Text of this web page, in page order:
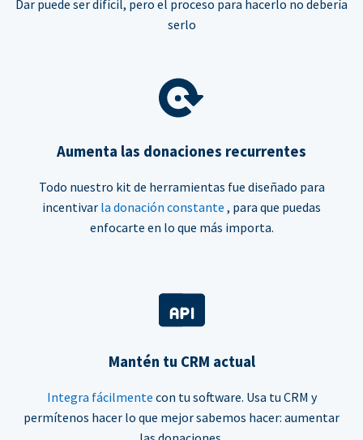
Dar puede ser difícil, pero el proceso para hacerlo no debería
serlo
Aumenta las donaciones recurrentes
Todo nuestro kit de herramientas fue diseñado para
incentivar la donación constante , para que puedas
enfocarte en lo que más importa.
Mantén tu CRM actual
Integra fácilmente con tu software. Usa tu CRM y
permítenos hacer lo que mejor sabemos hacer: aumentar